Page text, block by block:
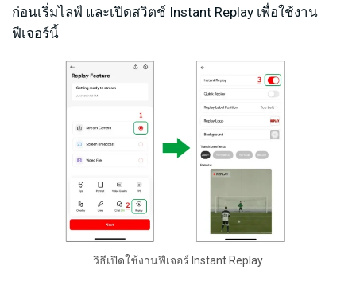
ก่อนเริ่มไลฟ์ และเปิดสวิตช์ Instant Replay เพื่อใช้งาน
ฟีเจอร์นี้
วิธีเปิดใช้งานฟีเจอร์ Instant Replay